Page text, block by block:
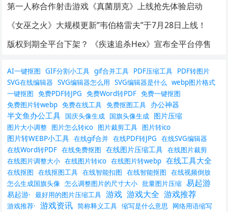
第一人称合作射击游戏《真菌朋克》上线抢先体验启动
《女巫之火》大规模更新”韦伯格雷夫”于7月28日上线！
版权到期全平台下架？ 《疾速追杀Hex》宣布全平台停售
AI一键抠图 GIF分割小工具 gif合并工具 PDF压缩工具 PDF转图片
SVG在线编辑器 SVG编辑器怎么用 SVG编辑器是什么 webp图片格式
一键抠图 免费PDF转JPG 免费Word转PDF 免费一键抠图
免费图片转webp 免费在线工具 免费抠图工具 办公神器
半文鱼办公工具 国庆头像生成 国旗头像生成 图片压缩
图片大小调整 图片怎么转ico 图片裁剪工具 图片转ico
图片转WEBP小工具 在线gif合并 在线PDF转JPG 在线SVG编辑器
在线Word转PDF 在线免费抠图 在线图片压缩工具 在线图片裁剪
在线图片调整大小 在线图片转ico 在线图片转webp 在线工具大全
在线抠图 在线抠图工具 在线智能扣图 在线智能抠图 在线视频倒放
怎么生成国旗头像 怎么调整图片的尺寸大小 批量图片压缩 易起游
易起游· 最好用的图片压缩工具 游戏 游戏大全 游戏推荐
游戏推荐· 游戏资讯 简称释义工具 缩写是什么意思
网络用语缩写